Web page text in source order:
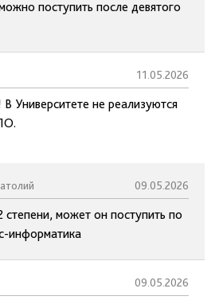
поступить после девятого
11.05.2026
В Университете не реализуются
09.05.2026
степени, может он поступить по
информатика
09.05.2026